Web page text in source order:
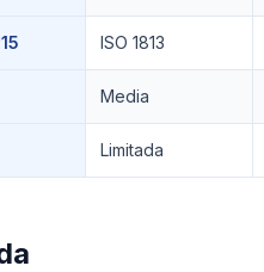
ISO 1813
Media
Limitada